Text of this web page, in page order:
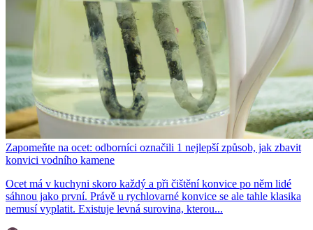
Zapomeňte na ocet: odborníci označili 1 nejlepší způsob, jak zbavit
konvici vodního kamene
Ocet má v kuchyni skoro každý a při čištění konvice po něm lidé
sáhnou jako první. Právě u rychlovarné konvice se ale tahle klasika
nemusí vyplatit. Existuje levná surovina, kterou...